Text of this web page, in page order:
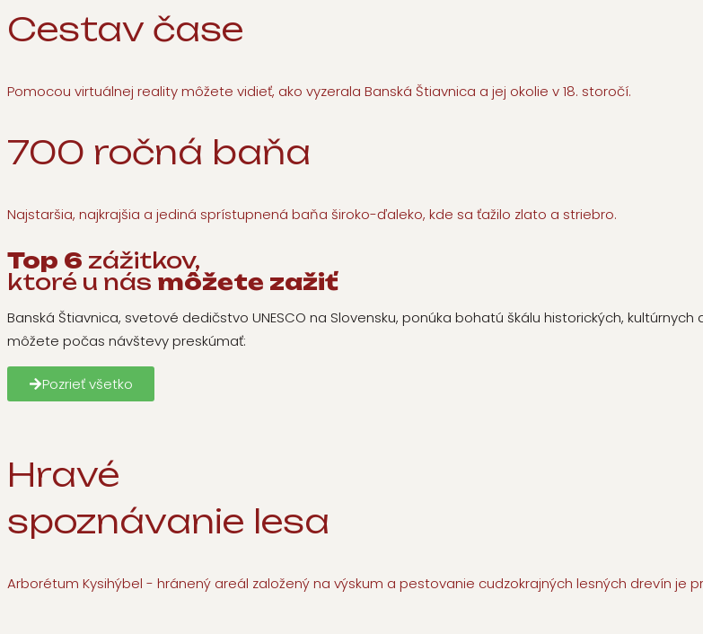
Cestav čase
Pomocou virtuálnej reality môžete vidieť, ako vyzerala Banská Štiavnica a jej okolie v 18. storočí.
700 ročná baňa
Najstaršia, najkrajšia a jediná sprístupnená baňa široko-ďaleko, kde sa ťažilo zlato a striebro.
Top 6 zážitkov,
ktoré u nás môžete zažiť
Banská Štiavnica, svetové dedičstvo UNESCO na Slovensku, ponúka bohatú škálu historických,
môžete počas návštevy preskúmať:
Pozrieť všetko
Hravé
spoznávanie lesa
Arborétum Kysihýbel - hránený areál založený na výskum a pestovanie cudzokrajných lesných drevín je